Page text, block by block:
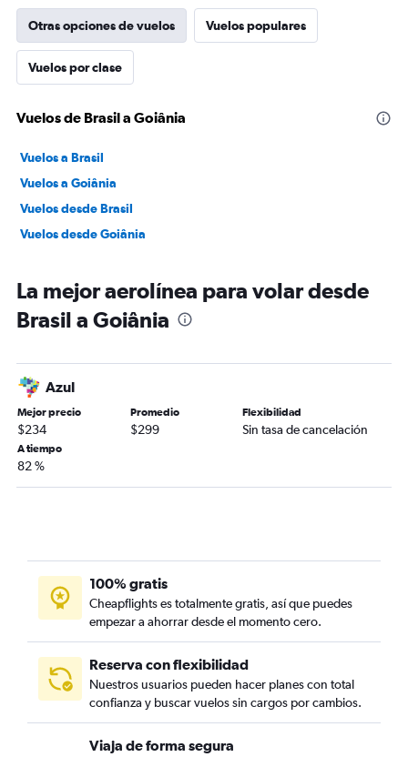
Otras opciones de vuelos Vuelos populares
Vuelos por clase
Vuelos de Brasil a Goiânia
Vuelos a Brasil
Vuelos a Goiânia
Vuelos desde Brasil
Vuelos desde Goiânia
La mejor aerolínea para volar desde
Brasil a Goiânia
Azul
Mejor precio
$234
Promedio
$299
Flexibilidad
Sin tasa de cancelación
A tiempo
82 %
100% gratis
Cheapflights es totalmente gratis, así que puedes
empezar a ahorrar desde el momento cero.
Reserva con flexibilidad
Nuestros usuarios pueden hacer planes con total
confianza y buscar vuelos sin cargos por cambios.
Viaja de forma segura